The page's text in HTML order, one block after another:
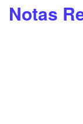
Notas